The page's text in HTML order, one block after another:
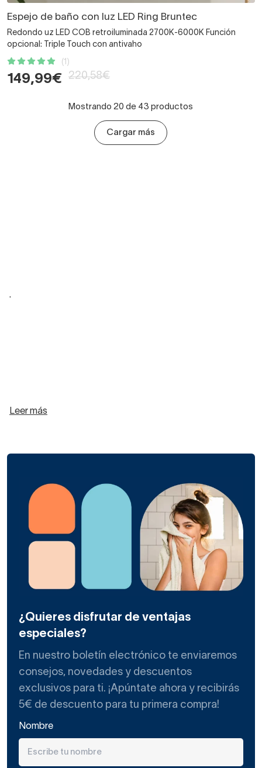
Espejo de baño con luz LED Ring Bruntec
Redondo uz LED COB retroiluminada 2700K-6000K Función
opcional: Triple Touch con antivaho
(1)
149,99€ 220,58€
Mostrando 20 de 43 productos
Cargar más
.
Leer más
¿Quieres disfrutar de ventajas
especiales?
En nuestro boletín electrónico te enviaremos
consejos, novedades y descuentos
exclusivos para ti. ¡Apúntate ahora y recibirás
5€ de descuento para tu primera compra!
Nombre